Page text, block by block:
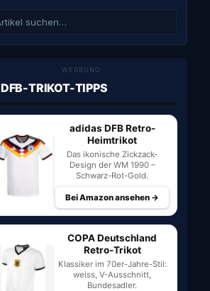
WERBUNG
DFB-TRIKOT-TIPPS
adidas DFB Retro-
Heimtrikot
Das ikonische Zickzack-
Design der WM 1990 –
Schwarz-Rot-Gold.
Bei Amazon ansehen →
COPA Deutschland
Retro-Trikot
Klassiker im 70er-Jahre-Stil:
weiss, V-Ausschnitt,
Bundesadler.